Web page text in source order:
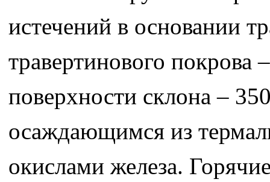
истечений в основании
травертинового
поверхности склона –
осаждающимся из
окислами железа.